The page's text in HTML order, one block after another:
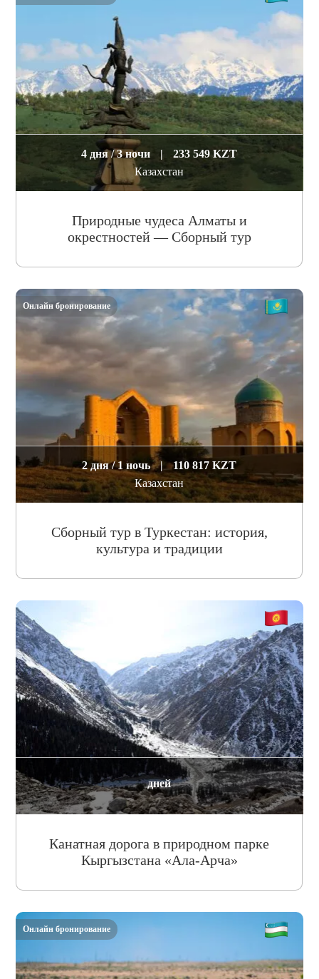
4 дня / 3 ночи |
233 549 KZT
Казахстан
Природные чудеса Алматы и
окрестностей — Сборный тур
2 дня / 1 ночь |
110 817 KZT
Казахстан
Сборный тур в Туркестан: история,
культура и традиции
Онлайн бронирование
дней
Канатная дорога в природном парке
Кыргызстана «Ала-Арча»
Онлайн бронирование